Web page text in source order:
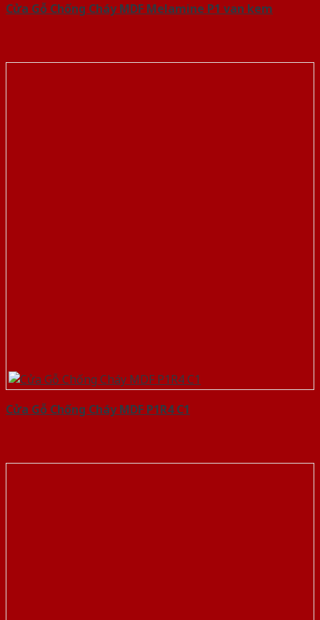
Cửa Gỗ Chống Cháy MDF Melamine P1 van kem
Cửa Gỗ Chống Cháy MDF P1R4 C1